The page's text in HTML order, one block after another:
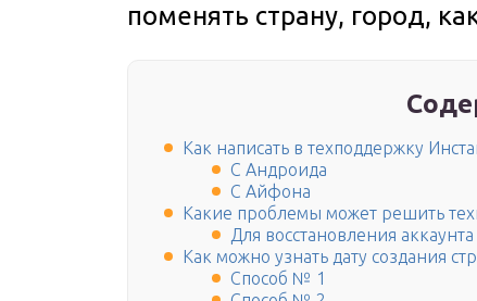
поменять страну, город,
Как написать в техподдержку
С Андроида
С Айфона
Какие проблемы может решить
Для восстановления аккаунта
Как можно узнать дату создания
Способ № 1